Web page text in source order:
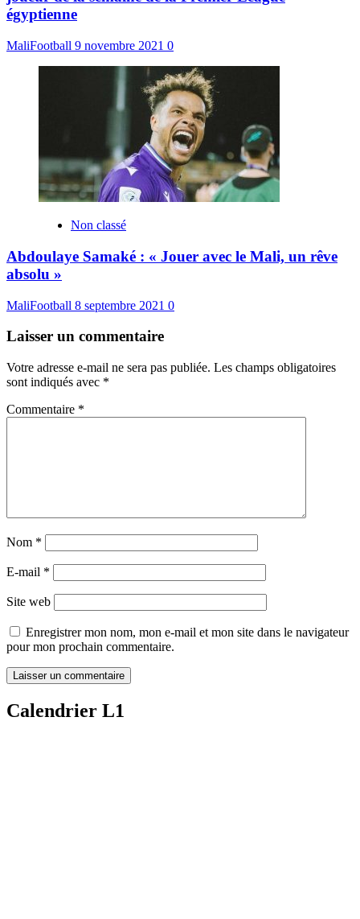
égyptienne
MaliFootball 9 novembre 2021 0
Non classé
Abdoulaye Samaké : « Jouer avec le Mali, un rêve
absolu »
MaliFootball 8 septembre 2021 0
Laisser un commentaire
Votre adresse e-mail ne sera pas publiée. Les champs obligatoires
sont indiqués avec *
Commentaire *
Nom *
E-mail *
Site web
Enregistrer mon nom, mon e-mail et mon site dans le navigateur
pour mon prochain commentaire.
Calendrier L1